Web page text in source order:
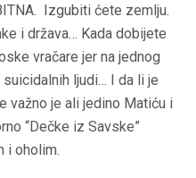
Izgubiti ćete zemlju.
i država… Kada dobijete
vračare jer na jednog
ljudi… I da li je
važno je ali jedino Matiću i
“Dečke iz Savske”
i oholim.